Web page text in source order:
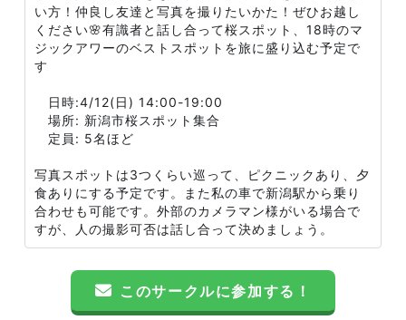
い方！仲良し友達と写真を撮りたいかた！ぜひお越し
ください🌸有識者と話し合って桜スポット、18時のマ
ジックアワーのベストスポットを旅に盛り込む予定で
す
日時:4/12(日) 14:00-19:00
場所: 新潟市桜スポット集合
定員: 5名ほど
写真スポットは3つくらい巡って、ピクニックあり、夕
食ありにする予定です。また私の車で新潟駅から乗り
合わせも可能です。外部のカメラマン様がいる場合で
すが、人の撮影可否は話し合って決めましょう。
このサークルに参加する！